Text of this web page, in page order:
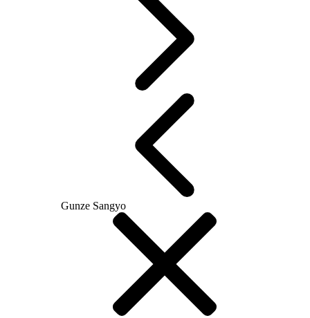
Gunze Sangyo